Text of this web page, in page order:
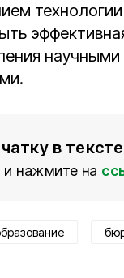
научными
в
нажмите на